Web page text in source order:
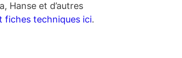
Hanse et d’autres
fiches techniques ici.